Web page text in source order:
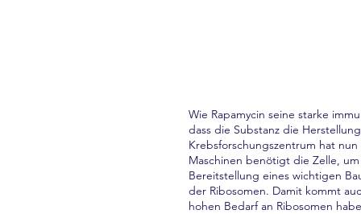
Wie Rapamycin seine starke
dass die Substanz die
Krebsforschungszentrum hat
Maschinen benötigt die Zelle,
Bereitstellung eines wichtigen
der Ribosomen. Damit kommt
hohen Bedarf an Ribosomen